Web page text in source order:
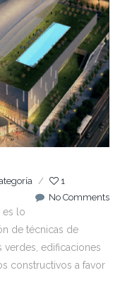
/
1
No Comments
es lo
de técnicas de
edificaciones
constructivos a favor